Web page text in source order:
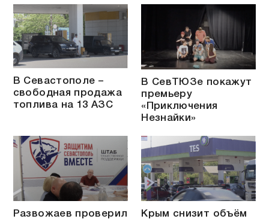
В Севастополе –
свободная продажа
топлива на 13 АЗС
В СевТЮЗе покажут
премьеру
«Приключения
Незнайки»
Развожаев проверил
Крым снизит объём